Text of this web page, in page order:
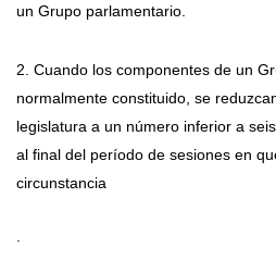
un Grupo parlamentario.
2. Cuando los componentes de un
normalmente constituido, se
legislatura a un número inferior a
al final del período de sesiones en
circunstancia